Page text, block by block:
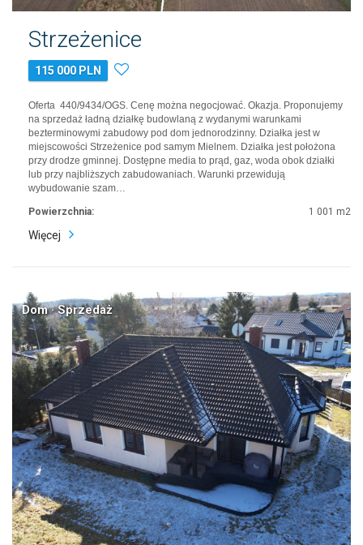
Strzeżenice
115 000 PLN
Oferta 440/9434/OGS. Cenę można negocjować. Okazja. Proponujemy
na sprzedaż ładną działkę budowlaną z wydanymi warunkami
bezterminowymi zabudowy pod dom jednorodzinny. Działka jest w
miejscowości Strzeżenice pod samym Mielnem. Działka jest położona
przy drodze gminnej. Dostępne media to prąd, gaz, woda obok działki
lub przy najbliższych zabudowaniach. Warunki przewidują
wybudowanie szam…
Powierzchnia: 1 001 m2
Więcej
Dom · Sprzedaż